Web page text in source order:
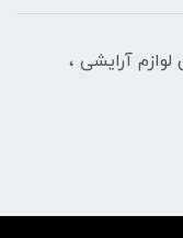
آرایشی ،